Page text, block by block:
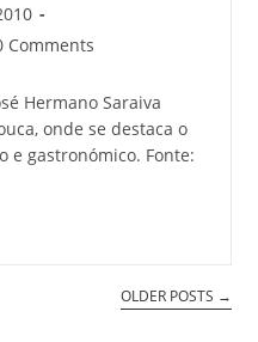
Comments
Hermano Saraiva
onde se destaca o
gastronómico. Fonte:
OLDER POSTS →